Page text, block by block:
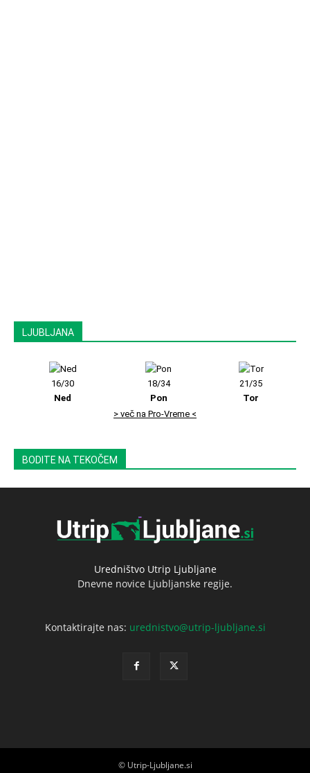
LJUBLJANA
16/30
Ned
18/34
Pon
21/35
Tor
> več na Pro-Vreme <
BODITE NA TEKOČEM
Uredništvo Utrip Ljubljane
Dnevne novice Ljubljanske regije.
Kontaktirajte nas: urednistvo@utrip-ljubljane.si
© Utrip-Ljubljane.si